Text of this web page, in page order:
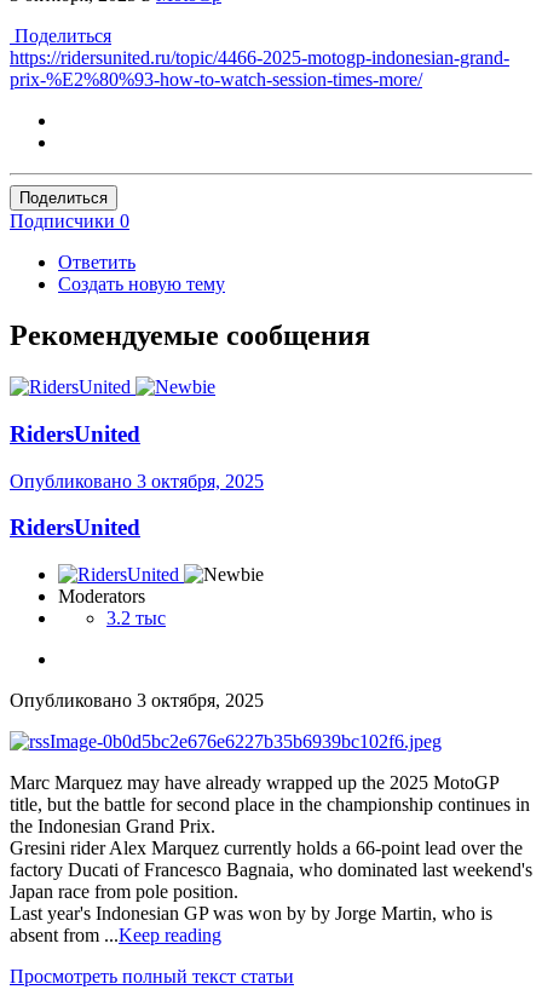
Поделиться
https://ridersunited.ru/topic/4466-2025-motogp-indonesian-grand-
prix-%E2%80%93-how-to-watch-session-times-more/
Поделиться
Подписчики 0
Ответить
Создать новую тему
Рекомендуемые сообщения
RidersUnited
Опубликовано 3 октября, 2025
RidersUnited
Moderators
3.2 тыс
Опубликовано 3 октября, 2025
Marc Marquez may have already wrapped up the 2025 MotoGP
title, but the battle for second place in the championship continues in
the Indonesian Grand Prix.
Gresini rider Alex Marquez currently holds a 66-point lead over the
factory Ducati of Francesco Bagnaia, who dominated last weekend's
Japan race from pole position.
Last year's Indonesian GP was won by by Jorge Martin, who is
absent from ...Keep reading
Просмотреть полный текст статьи